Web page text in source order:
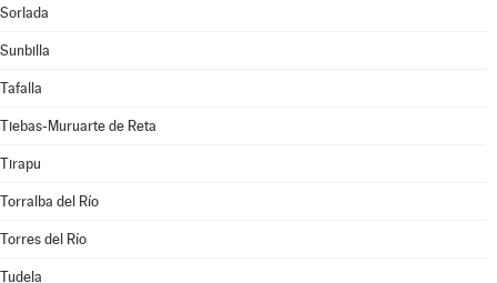
Sorlada
Sunbilla
Tafalla
Tiebas-Muruarte de Reta
Tirapu
Torralba del Río
Torres del Río
Tudela